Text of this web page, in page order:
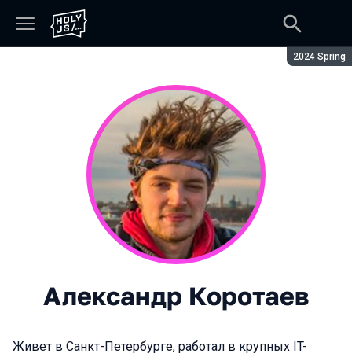
Сезон:
2024 Spring
Александр Коротаев
Живет в Санкт-Петербурге, работал в крупных IT-